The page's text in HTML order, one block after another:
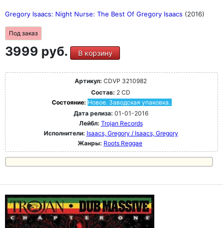
Gregory Isaacs: Night Nurse: The Best Of Gregory Isaacs (2016)
Под заказ
3999 руб. В корзину
Артикул: CDVP 3210982
Состав: 2 CD
Состояние: Новое. Заводская упаковка.
Дата релиза: 01-01-2016
Лейбл: Trojan Records
Исполнители: Isaacs, Gregory / Isaacs, Gregory
Жанры: Roots Reggae